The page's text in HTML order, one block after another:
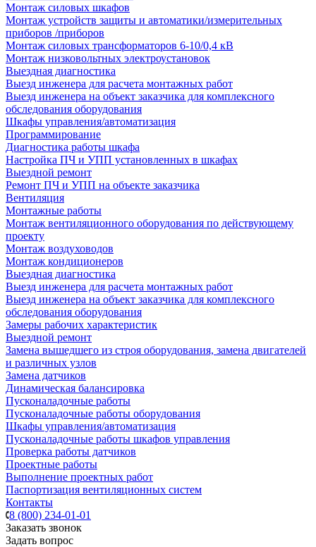
Монтаж силовых шкафов
Монтаж устройств защиты и автоматики/измерительных
приборов /приборов
Монтаж силовых трансформаторов 6-10/0,4 кВ
Монтаж низковольтных электроустановок
Выездная диагностика
Выезд инженера для расчета монтажных работ
Выезд инженера на объект заказчика для комплексного
обследования оборудования
Шкафы управления/автоматизация
Программирование
Диагностика работы шкафа
Настройка ПЧ и УПП установленных в шкафах
Выездной ремонт
Ремонт ПЧ и УПП на объекте заказчика
Вентиляция
Монтажные работы
Монтаж вентиляционного оборудования по действующему
проекту
Монтаж воздуховодов
Монтаж кондиционеров
Выездная диагностика
Выезд инженера для расчета монтажных работ
Выезд инженера на объект заказчика для комплексного
обследования оборудования
Замеры рабочих характеристик
Выездной ремонт
Замена вышедшего из строя оборудования, замена двигателей
и различных узлов
Замена датчиков
Динамическая балансировка
Пусконаладочные работы
Пусконаладочные работы оборудования
Шкафы управления/автоматизация
Пусконаладочные работы шкафов управления
Проверка работы датчиков
Проектные работы
Выполнение проектных работ
Паспортизация вентиляционных систем
Контакты
8 (800) 234-01-01
Заказать звонок
Задать вопрос